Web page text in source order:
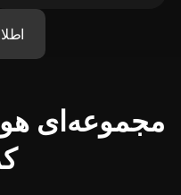
مجموعه‌ای